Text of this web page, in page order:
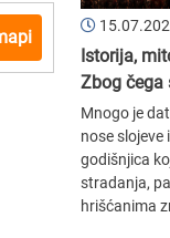
Istorija,
Zbog čega
Mnogo je
nose slojeve
godišnjica
stradanja,
hrišćanima